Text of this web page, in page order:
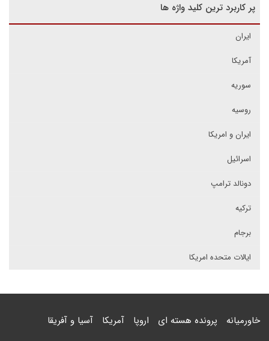
پر کاربرد ترین کلید واژه ها
ایران
آمریکا
سوریه
روسیه
ایران و امریکا
اسرائیل
دونالد ترامپ
ترکیه
برجام
ایالات متحده امریکا
خاورمیانه پرونده هسته ای اروپا آمریکا آسیا و آفریقا